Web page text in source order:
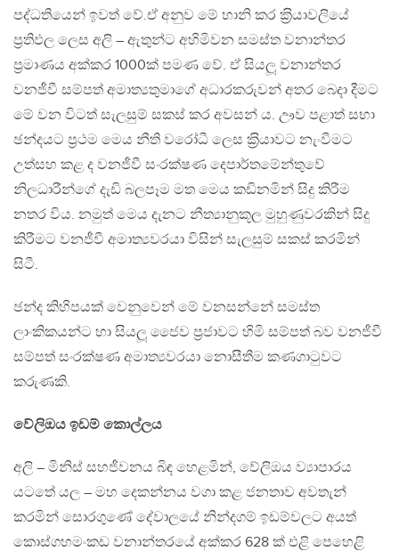
පද්ධතියෙන් ඉවත් වේ.ඒ අනුව මේ හානි කර ක‍්‍රියාවලියේ
ප‍්‍රතිඵල ලෙස අලි – ඇතුන්ට අහිමිවන සමස්ත වනාන්තර
ප‍්‍රමාණය අක්කර 1000ක් පමණ වේ. ඒ සියලූ වනාන්තර
වනජීවී සම්පත් අමාත්‍යතුමාගේ අධාරකරුවන් අතර බෙදා දීමට
මේ වන විටත් සැලසුම් සකස් කර අවසන් ය. ඌව පළාත් සභා
ඡන්දයට ප‍්‍රථම මෙය නීති වරෝධී ලෙස ක‍්‍රියාවට නැංවීමට
උත්සහ කළ ද වනජීවී සංරක්ෂණ දෙපාර්තමේන්තුවේ
නිලධාරීන්ගේ දැඩි බලපෑම මත මෙය කඩිනමින් සිදු කිරීම
නතර විය. නමුත් මෙය දැනට නීත්‍යානුකූල මුහුණුවරකින් සිදු
කිරීමට වනජීවී අමාත්‍යවරයා විසින් සැලසුම් සකස් කරමින්
සිටී.
ඡන්ද කිහිපයක් වෙනුවෙන් මේ වනසන්නේ සමස්ත
ලාංකිකයන්ට හා සියලූ ජෛව ප‍්‍රජාවට හිමි සම්පත් බව වනජීවී
සම්පත් සංරක්ෂණ අමාත්‍යවරයා නොසීතීම කණගාටුවට
කරුණකි.
වේලිඔය ඉඩම් කොල්ලය
අලි – මිනිස් සහජීවනය බිඳ හෙළමින්, වේලිඔය ව්‍යාපාරය
යටතේ යල – මහ දෙකන්නය වගා කළ ජනතාව අවතැන්
කරමින් සොරගුණේ දේවාලයේ නින්දගම් ඉඩම්වලට අයත්
කොස්ගහමංකඩ වනාන්තරයේ අක්කර 628 ක් එළි පෙහෙළි